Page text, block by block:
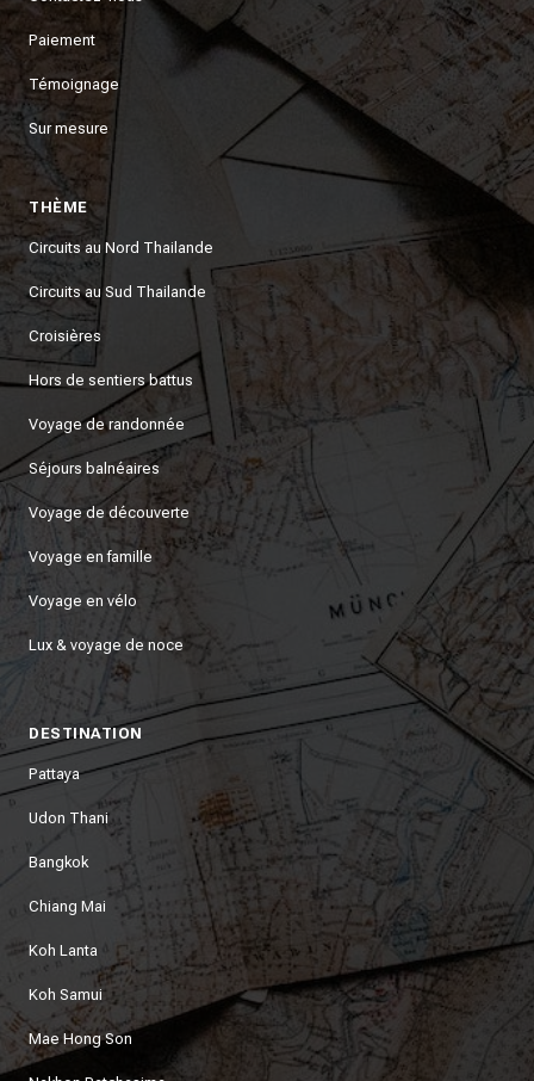
Paiement
Témoignage
Sur mesure
THÈME
Circuits au Nord Thailande
Circuits au Sud Thailande
Croisières
Hors de sentiers battus
Voyage de randonnée
Séjours balnéaires
Voyage de découverte
Voyage en famille
Voyage en vélo
Lux & voyage de noce
DESTINATION
Pattaya
Udon Thani
Bangkok
Chiang Mai
Koh Lanta
Koh Samui
Mae Hong Son